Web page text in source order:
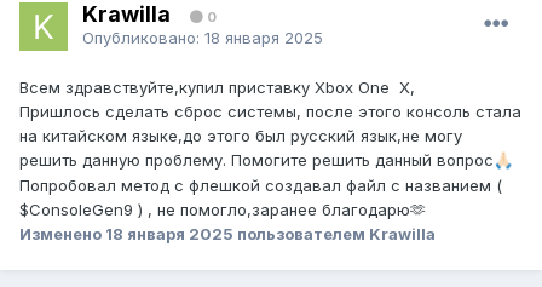
Krawilla 0
Опубликовано: 18 января 2025
Всем здравствуйте,купил приставку Xbox One X,
Пришлось сделать сброс системы, после этого консоль стала
на китайском языке,до этого был русский язык,не могу
решить данную проблему. Помогите решить данный вопрос 🙏🏻
Попробовал метод с флешкой создавал файл с названием (
$ConsoleGen9 ) , не помогло,заранее благодарю🫶
Изменено 18 января 2025 пользователем Krawilla